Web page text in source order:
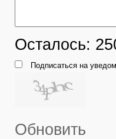
Осталось:
Подписаться на
Обновить